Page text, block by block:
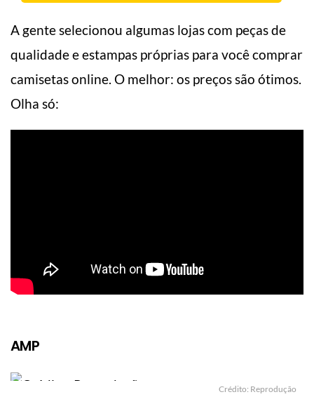
A gente selecionou algumas lojas com peças de
qualidade e estampas próprias para você comprar
camisetas online. O melhor: os preços são ótimos.
Olha só:
AMP
Crédito: Reprodução